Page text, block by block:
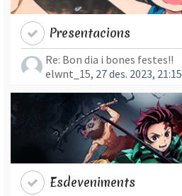
Presentacions
Re: Bon dia i bones festes!!
elwnt_15, 27 des. 2023, 21:15
Esdeveniments